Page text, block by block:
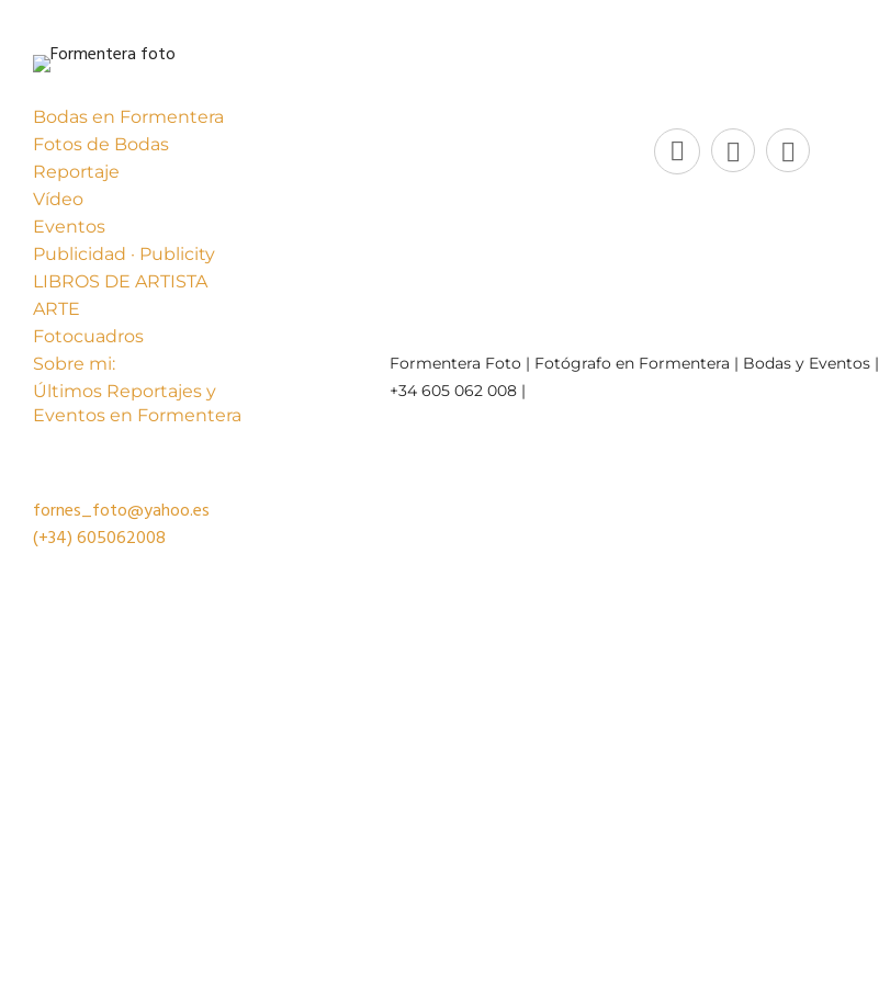
Bodas en Formentera
Fotos de Bodas
Reportaje
Vídeo
Eventos
Publicidad · Publicity
LIBROS DE ARTISTA
ARTE
Fotocuadros
Sobre mi:
Últimos Reportajes y
Eventos en Formentera
fornes_foto@yahoo.es
(+34)605062008
« Anterior
Formentera Foto | Fotógrafo en Formentera | Bodas y Eventos |
+34 605 062 008 |